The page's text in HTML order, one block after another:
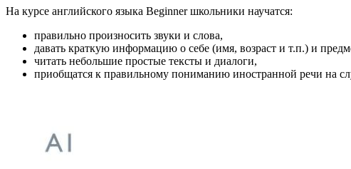
На курсе английского языка Beginner школьники научатся:
правильно произносить звуки и слова,
давать краткую информацию о себе (имя, возраст и т.п.) и
читать небольшие простые тексты и диалоги,
приобщатся к правильному пониманию иностранной речи на